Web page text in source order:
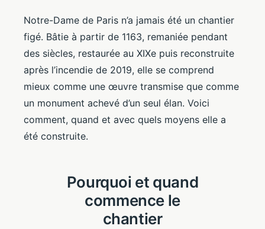
Notre-Dame de Paris n’a jamais été un chantier
figé. Bâtie à partir de 1163, remaniée pendant
des siècles, restaurée au XIXe puis reconstruite
après l’incendie de 2019, elle se comprend
mieux comme une œuvre transmise que comme
un monument achevé d’un seul élan. Voici
comment, quand et avec quels moyens elle a
été construite.
Pourquoi et quand
commence le
chantier